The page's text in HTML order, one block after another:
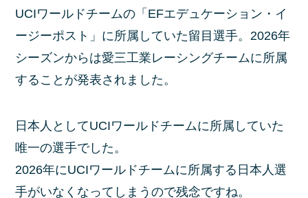
UCIワールドチームの「EFエデュケーション・イ
ージーポスト」に所属していた留目選手。2026年
シーズンからは愛三工業レーシングチームに所属
することが発表されました。
日本人としてUCIワールドチームに所属していた
唯一の選手でした。
2026年にUCIワールドチームに所属する日本人選
手がいなくなってしまうので残念ですね。